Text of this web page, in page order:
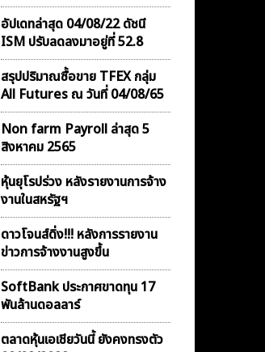
อัปเดทล่าสุด 04/08/22 ดัชนี
ISM ปรับลดลงมาอยู่ที่ 52.8
สรุปปริมาณซื้อขาย TFEX กลุ่ม
All Futures ณ วันที่ 04/08/65
Non farm Payroll ล่าสุด 5
สิงหาคม 2565
หุ้นยุโรปร่วง หลังรายงานการจ้าง
งานในสหรัฐฯ
ดาวโจนส์ดิ่ง!!! หลังการรายงาน
ข่าวการจ้างงานสูงขึ้น
SoftBank ประกาศขาดทุน 17
พันล้านดอลลาร์
ตลาดหุ้นเอเชียวันนี้ ยังคงทรงตัว